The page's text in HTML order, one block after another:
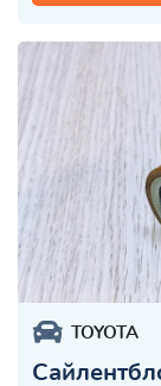
TOYOTA